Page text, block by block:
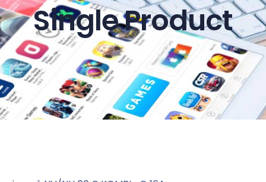
Single Product